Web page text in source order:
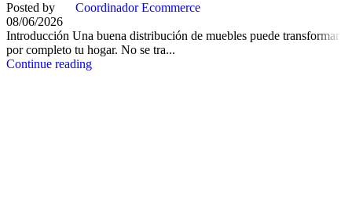
Posted by
Coordinador Ecommerce
08/06/2026
Introducción Una buena distribución de muebles puede transformar
por completo tu hogar. No se tra...
Continue reading